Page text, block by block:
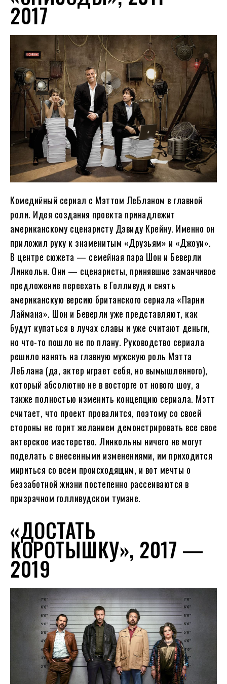
2017
Комедийный сериал с Мэттом ЛеБланом в главной
роли. Идея создания проекта принадлежит
американскому сценаристу Дэвиду Крейну. Именно он
приложил руку к знаменитым «Друзьям» и «Джоуи».
В центре сюжета — семейная пара Шон и Беверли
Линкольн. Они — сценаристы, принявшие заманчивое
предложение переехать в Голливуд и снять
американскую версию британского сериала «Парни
Лаймана». Шон и Беверли уже представляют, как
будут купаться в лучах славы и уже считают деньги,
но что-то пошло не по плану. Руководство сериала
решило нанять на главную мужскую роль Мэтта
ЛеБлана (да, актер играет себя, но вымышленного),
который абсолютно не в восторге от нового шоу, а
также полностью изменить концепцию сериала. Мэтт
считает, что проект провалится, поэтому со своей
стороны не горит желанием демонстрировать все свое
актерское мастерство. Линкольны ничего не могут
поделать с внесенными изменениями, им приходится
мириться со всем происходящим, и вот мечты о
беззаботной жизни постепенно рассеиваются в
призрачном голливудском тумане.
«ДОСТАТЬ
КОРОТЫШКУ», 2017 —
2019